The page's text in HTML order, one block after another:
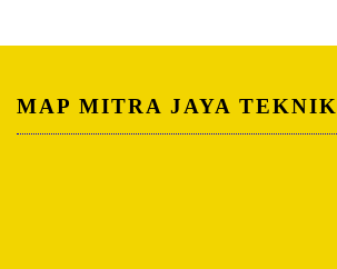
MAP MITRA JAYA TEKNIK